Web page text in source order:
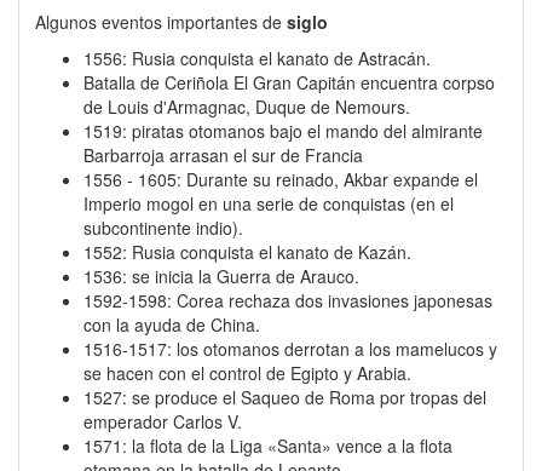
Algunos eventos importantes de siglo
1556: Rusia conquista el kanato de Astracán.
Batalla de Ceriñola El Gran Capitán encuentra corpso
de Louis d'Armagnac, Duque de Nemours.
1519: piratas otomanos bajo el mando del almirante
Barbarroja arrasan el sur de Francia
1556 - 1605: Durante su reinado, Akbar expande el
Imperio mogol en una serie de conquistas (en el
subcontinente indio).
1552: Rusia conquista el kanato de Kazán.
1536: se inicia la Guerra de Arauco.
1592-1598: Corea rechaza dos invasiones japonesas
con la ayuda de China.
1516-1517: los otomanos derrotan a los mamelucos y
se hacen con el control de Egipto y Arabia.
1527: se produce el Saqueo de Roma por tropas del
emperador Carlos V.
1571: la flota de la Liga «Santa» vence a la flota